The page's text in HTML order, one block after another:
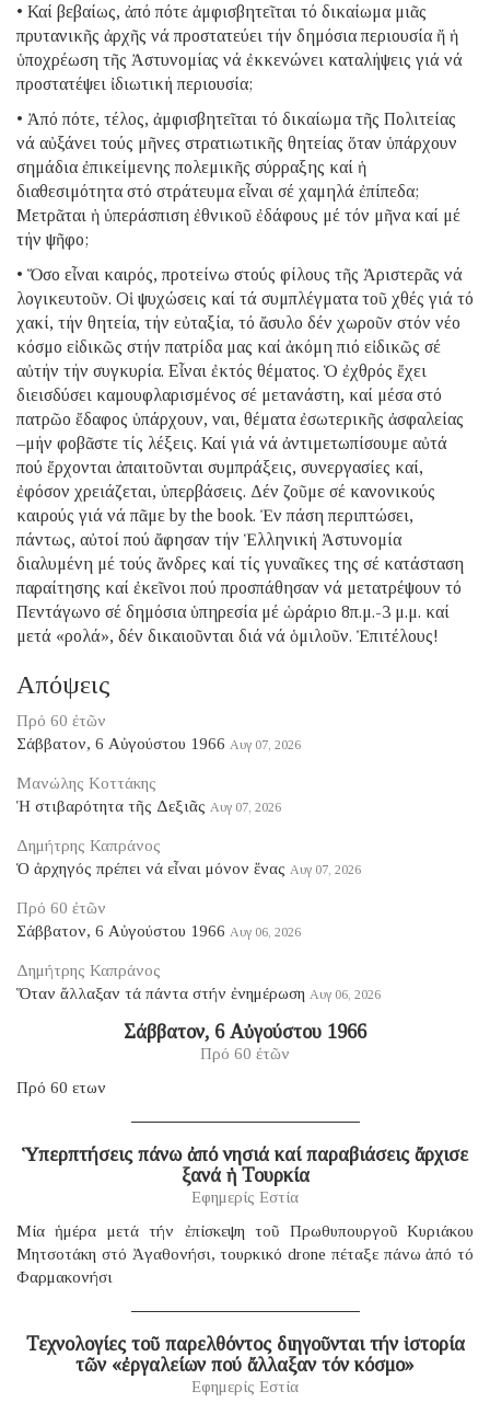
• Καί βεβαίως, ἀπό πότε ἀμφισβητεῖται τό δικαίωμα μιᾶς
πρυτανικῆς ἀρχῆς νά προστατεύει τήν δημόσια περιουσία ἤ ἡ
ὑποχρέωση τῆς Ἀστυνομίας νά ἐκκενώνει καταλήψεις γιά νά
προστατέψει ἰδιωτική περιουσία;
• Ἀπό πότε, τέλος, ἀμφισβητεῖται τό δικαίωμα τῆς Πολιτείας
νά αὐξάνει τούς μῆνες στρατιωτικῆς θητείας ὅταν ὑπάρχουν
σημάδια ἐπικείμενης πολεμικῆς σύρραξης καί ἡ
διαθεσιμότητα στό στράτευμα εἶναι σέ χαμηλά ἐπίπεδα;
Μετρᾶται ἡ ὑπεράσπιση ἐθνικοῦ ἐδάφους μέ τόν μῆνα καί μέ
τήν ψῆφο;
• Ὅσο εἶναι καιρός, προτείνω στούς φίλους τῆς Ἀριστερᾶς νά
λογικευτοῦν. Οἱ ψυχώσεις καί τά συμπλέγματα τοῦ χθές γιά τό
χακί, τήν θητεία, τήν εὐταξία, τό ἄσυλο δέν χωροῦν στόν νέο
κόσμο εἰδικῶς στήν πατρίδα μας καί ἀκόμη πιό εἰδικῶς σέ
αὐτήν τήν συγκυρία. Εἶναι ἐκτός θέματος. Ὁ ἐχθρός ἔχει
διεισδύσει καμουφλαρισμένος σέ μετανάστη, καί μέσα στό
πατρῶο ἔδαφος ὑπάρχουν, ναι, θέματα ἐσωτερικῆς ἀσφαλείας
–μήν φοβᾶστε τίς λέξεις. Καί γιά νά ἀντιμετωπίσουμε αὐτά
πού ἔρχονται ἀπαιτοῦνται συμπράξεις, συνεργασίες καί,
ἐφόσον χρειάζεται, ὑπερβάσεις. Δέν ζοῦμε σέ κανονικούς
καιρούς γιά νά πᾶμε by the book. Ἐν πάση περιπτώσει,
πάντως, αὐτοί πού ἄφησαν τήν Ἑλληνική Ἀστυνομία
διαλυμένη μέ τούς ἄνδρες καί τίς γυναῖκες της σέ κατάσταση
παραίτησης καί ἐκεῖνοι πού προσπάθησαν νά μετατρέψουν τό
Πεντάγωνο σέ δημόσια ὑπηρεσία μέ ὡράριο 8π.μ.-3 μ.μ. καί
μετά «ρολά», δέν δικαιοῦνται διά νά ὁμιλοῦν. Ἐπιτέλους!
Απόψεις
Πρό 60 ἐτῶν
Σάββατον, 6 Αὐγούστου 1966 Αυγ 07, 2026
Μανώλης Κοττάκης
Ἡ στιβαρότητα τῆς Δεξιᾶς Αυγ 07, 2026
Δημήτρης Καπράνος
Ὁ ἀρχηγός πρέπει νά εἶναι μόνον ἕνας Αυγ 07, 2026
Πρό 60 ἐτῶν
Σάββατον, 6 Αὐγούστου 1966 Αυγ 06, 2026
Δημήτρης Καπράνος
Ὅταν ἄλλαξαν τά πάντα στήν ἐνημέρωση Αυγ 06, 2026
Σάββατον, 6 Αὐγούστου 1966
Πρό 60 ἐτῶν
Πρό 60 ετων
Ὑπερπτήσεις πάνω ἀπό νησιά καί παραβιάσεις ἄρχισε
ξανά ἡ Τουρκία
Εφημερίς Εστία
Μία ἡμέρα μετά τήν ἐπίσκεψη τοῦ Πρωθυπουργοῦ Κυριάκου
Μητσοτάκη στό Ἀγαθονήσι, τουρκικό drone πέταξε πάνω ἀπό τό
Φαρμακονήσι
Τεχνολογίες τοῦ παρελθόντος διηγοῦνται τήν ἱστορία
τῶν «ἐργαλείων πού ἄλλαξαν τόν κόσμο»
Εφημερίς Εστία